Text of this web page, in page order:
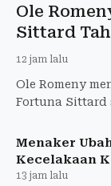
Ole
Sittard
12 jam lalu
Ole Romeny
Fortuna Sittard
Menaker
Kecelakaan
13 jam lalu